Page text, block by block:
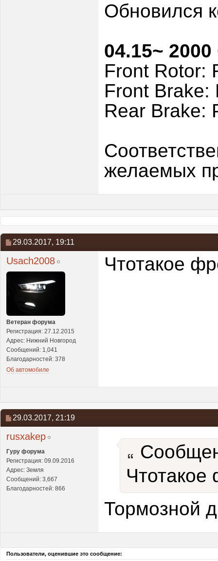
Обновился
04.15~ 2000
Front Rotor:
Front Brake:
Rear Brake:
желаемых
29.03.2017, 19:11
Usach2008
Ветеран форума
Регистрация: 27.12.2015
Адрес: Нижний Новгород
Сообщений: 1,041
Благодарностей: 378
Об автомобиле
Чтотакое
29.03.2017, 21:19
rusxakep
Гуру форума
Регистрация: 09.09.2016
Адрес: Земля
Сообщений: 3,667
Благодарностей: 866
Чтотакое
Тормозной
Пользователи, оценившие это сообщение: